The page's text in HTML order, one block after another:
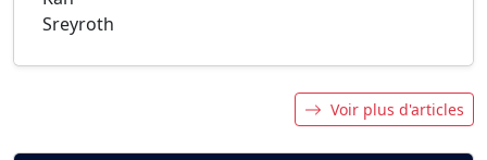
Voir plus d'articles